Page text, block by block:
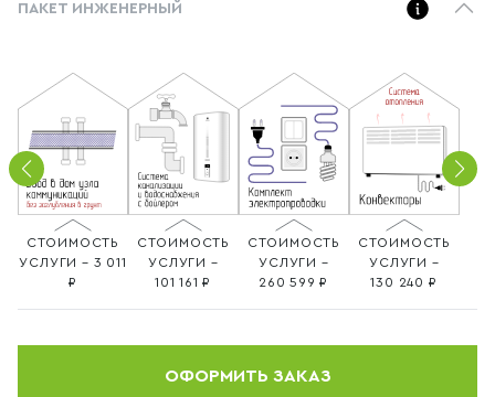
ПАКЕТ ИНЖЕНЕРНЫЙ
СТОИМОСТЬ
УСЛУГИ – 3 011
СТОИМОСТЬ
УСЛУГИ –
101 161
СТОИМОСТЬ
УСЛУГИ –
260 599
СТОИМОСТЬ
УСЛУГИ –
130 240
ОФОРМИТЬ ЗАКАЗ